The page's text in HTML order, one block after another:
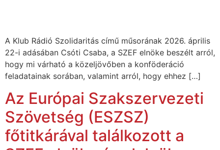
A Klub Rádió Szolidaritás című műsorának 2026. április
22-i adásában Csóti Csaba, a SZEF elnöke beszélt arról,
hogy mi várható a közeljövőben a konföderáció
feladatainak sorában, valamint arról, hogy ehhez […]
Az Európai Szakszervezeti
Szövetség (ESZSZ)
főtitkárával találkozott a